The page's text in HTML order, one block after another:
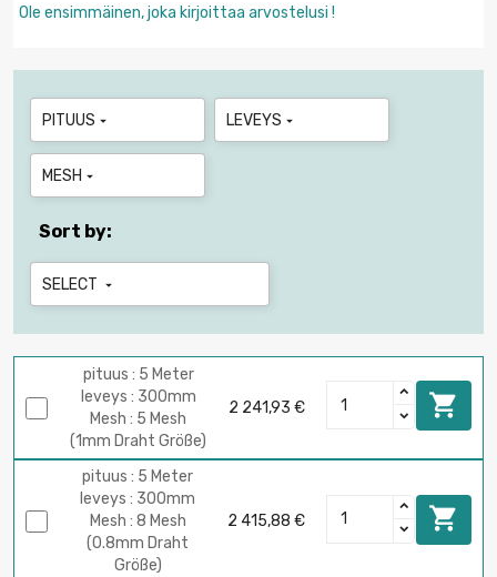
Ole ensimmäinen, joka kirjoittaa arvostelusi !
PITUUS  LEVEYS 
MESH 
Sort by:
SELECT 
pituus : 5 Meter
leveys : 300mm
Mesh : 5 Mesh
(1mm Draht Größe)
2 241,93 € 
pituus : 5 Meter
leveys : 300mm
Mesh : 8 Mesh
(0.8mm Draht
Größe)
2 415,88 € 